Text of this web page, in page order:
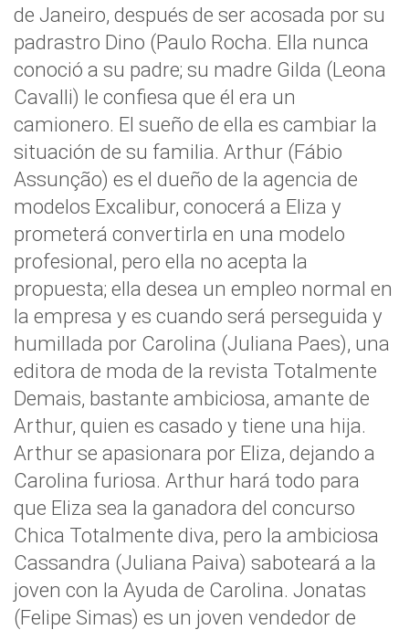
de Janeiro, después de ser acosada por su
padrastro Dino (Paulo Rocha. Ella nunca
conoció a su padre; su madre Gilda (Leona
Cavalli) le confiesa que él era un
camionero. El sueño de ella es cambiar la
situación de su familia. Arthur (Fábio
Assunção) es el dueño de la agencia de
modelos Excalibur, conocerá a Eliza y
prometerá convertirla en una modelo
profesional, pero ella no acepta la
propuesta; ella desea un empleo normal en
la empresa y es cuando será perseguida y
humillada por Carolina (Juliana Paes), una
editora de moda de la revista Totalmente
Demais, bastante ambiciosa, amante de
Arthur, quien es casado y tiene una hija.
Arthur se apasionara por Eliza, dejando a
Carolina furiosa. Arthur hará todo para
que Eliza sea la ganadora del concurso
Chica Totalmente diva, pero la ambiciosa
Cassandra (Juliana Paiva) saboteará a la
joven con la Ayuda de Carolina. Jonatas
(Felipe Simas) es un joven vendedor de